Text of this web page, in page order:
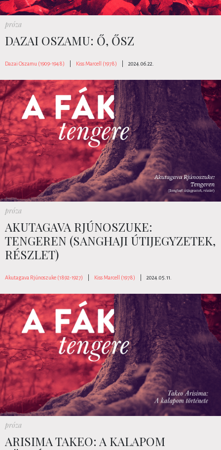
próza
DAZAI OSZAMU: Ő, ŐSZ
Dazai Oszamu (1909-1948) Kiss Marcell (1978) 2024.06.22.
próza
AKUTAGAVA RJÚNOSZUKE:
TENGEREN (SANGHAJI ÚTIJEGYZETEK,
RÉSZLET)
Akutagava Rjúnoszuke (1892-1927) Kiss Marcell (1978) 2024.05.11.
próza
ARISIMA TAKEO: A KALAPOM